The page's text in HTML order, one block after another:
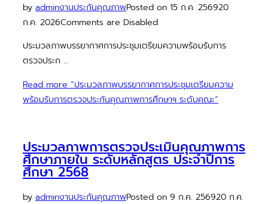
by adminงานประกันคุณภาพPosted on 15 ก.ค. 256920
ก.ค. 2026Comments are Disabled
ประมวลภาพบรรยากาศการประชุมเตรียมความพร้อมรับการ
ตรวจประก …
Read more “ประมวลภาพบรรยากาศการประชุมเตรียมความ
พร้อมรับการตรวจประกันคุณภาพการศึกษาฯ ระดับคณะ”
ประมวลภาพการตรวจประเมินคุณภาพการ
ศึกษาภายใน ระดับหลักสูตร ประจำปีการ
ศึกษา 2568
by adminงานประกันคุณภาพPosted on 9 ก.ค. 256920 ก.ค.